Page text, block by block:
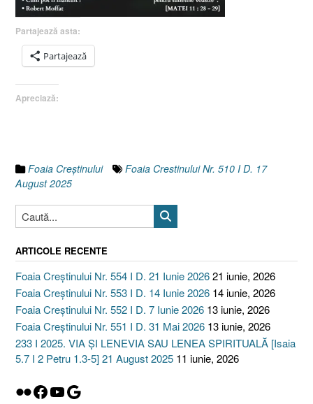
Partajează asta:
Partajează
Apreciază:
Foaia Creştinului
Foaia Crestinului Nr. 510 I D. 17
August 2025
ARTICOLE RECENTE
Foaia Creștinului Nr. 554 I D. 21 Iunie 202621 iunie, 2026
Foaia Creștinului Nr. 553 I D. 14 Iunie 2026 14 iunie, 2026
Foaia Creștinului Nr. 552 I D. 7 Iunie 2026 13 iunie, 2026
Foaia Creștinului Nr. 551 I D. 31 Mai 2026 13 iunie, 2026
233 I 2025. VIA ȘI LENEVIA SAU LENEA SPIRITUALĂ [Isaia
5.7 I 2 Petru 1.3-5] 21 August 2025 11 iunie, 2026
Flickr
Facebook
YouTube
Google